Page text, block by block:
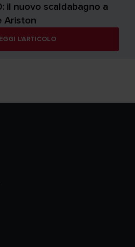
il nuovo scaldabagno a
Ariston
L'ARTICOLO